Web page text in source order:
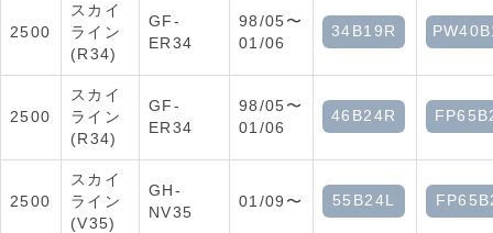
2500
スカイ
ライン
(R34)
GF-
ER34
98/05〜
01/06
34B19R
2500
スカイ
ライン
(R34)
GF-
ER34
98/05〜
01/06
46B24R
2500
スカイ
ライン
(V35)
GH-
NV35
01/09〜 55B24L